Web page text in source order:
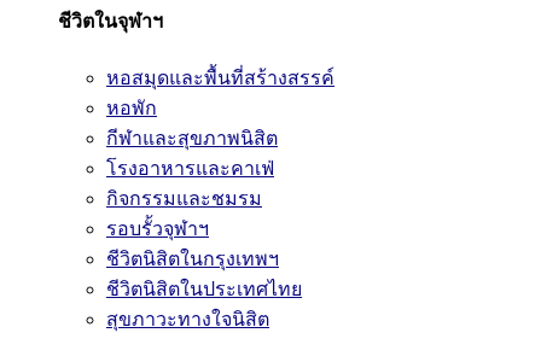
ชีวิตในจุฬาฯ
หอสมุดและพื้นที่สร้างสรรค์
หอพัก
กีฬาและสุขภาพนิสิต
โรงอาหารและคาเฟ่
กิจกรรมและชมรม
รอบรั้วจุฬาฯ
ชีวิตนิสิตในกรุงเทพฯ
ชีวิตนิสิตในประเทศไทย
สุขภาวะทางใจนิสิต